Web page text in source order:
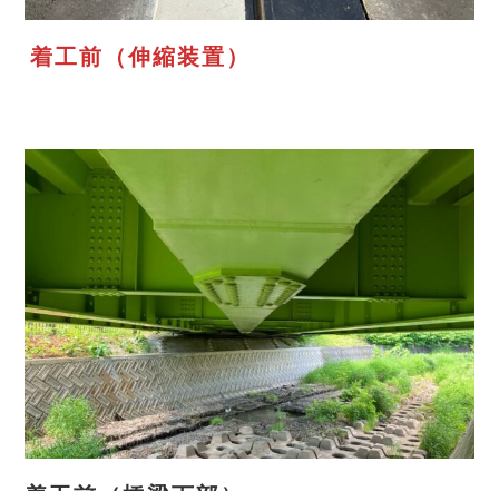
着工前（伸縮装置）